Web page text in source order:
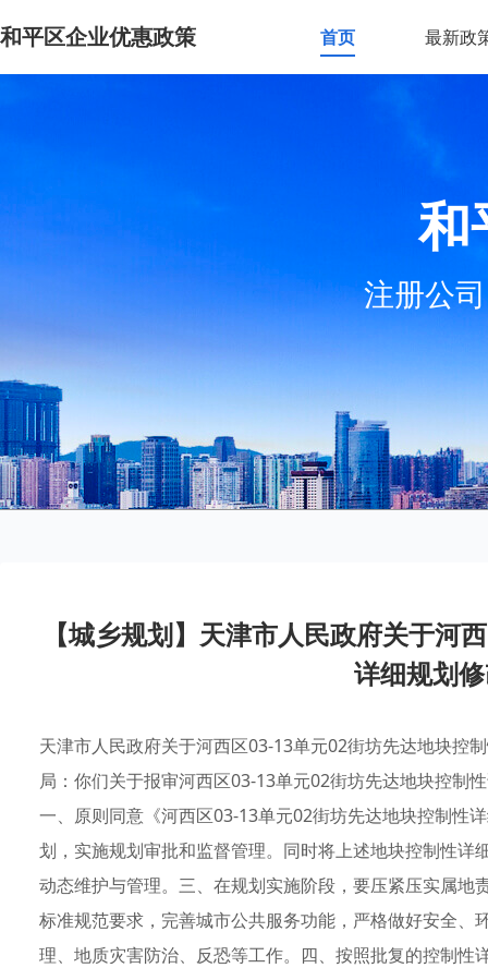
和平区企业优惠政策 首页 最新政
和
注册公
【城乡规划】天津市人民政府关于河
详细规划
天津市人民政府关于河西区03-13单元02街坊先达地块控
局：你们关于报审河西区03-13单元02街坊先达地块控制
一、原则同意《河西区03-13单元02街坊先达地块控制性
划，实施规划审批和监督管理。同时将上述地块控制性
动态维护与管理。三、在规划实施阶段，要压紧压实属
标准规范要求，完善城市公共服务功能，严格做好安全
理、地质灾害防治、反恐等工作。四、按照批复的控制